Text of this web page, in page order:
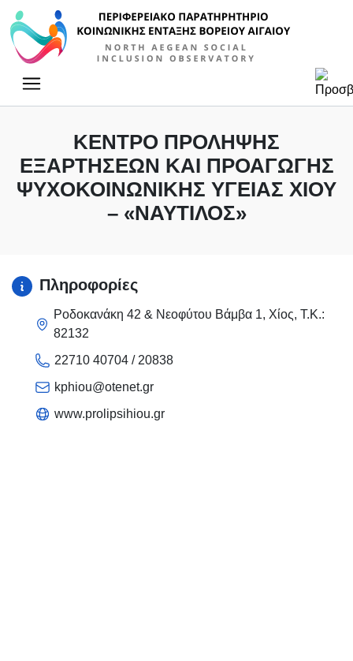
Κύρια πλοήγηση
ΚΈΝΤΡΟ ΠΡΌΛΗΨΗΣ
ΕΞΑΡΤΉΣΕΩΝ ΚΑΙ ΠΡΟΑΓΩΓΉΣ
ΨΥΧΟΚΟΙΝΩΝΙΚΉΣ ΥΓΕΊΑΣ ΧΊΟΥ
– «ΝΑΥΤΊΛΟΣ»
Πληροφορίες
Ροδοκανάκη 42 & Νεοφύτου Βάμβα 1, Χίος, Τ.Κ.:
82132
22710 40704 / 20838
kphiou@otenet.gr
www.prolipsihiou.gr